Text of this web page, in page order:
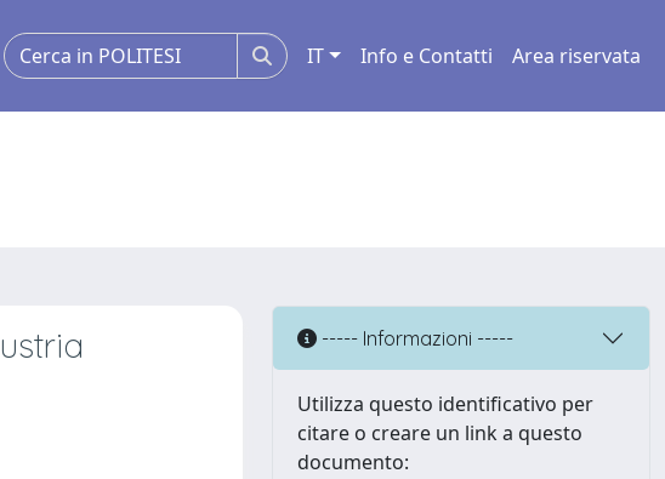
IT Info e Contatti Area riservata
----- Informazioni -----
Utilizza questo identificativo per
citare o creare un link a questo
documento: